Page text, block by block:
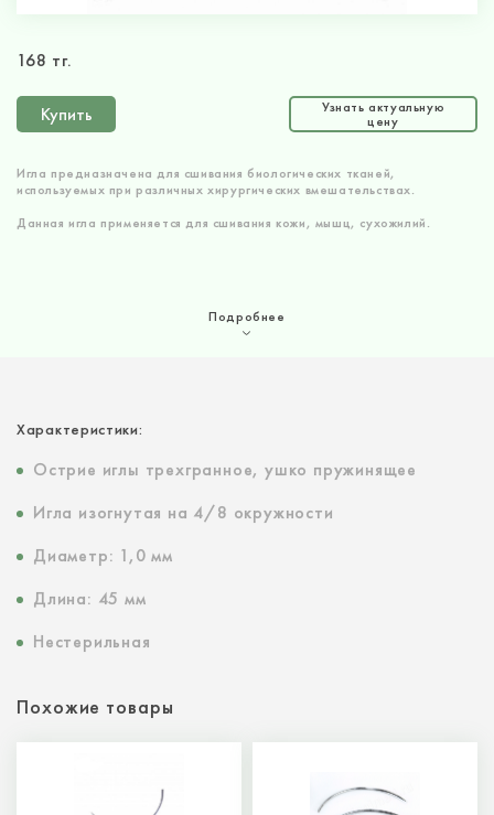
Игла предназначена для сшивания биологических тканей,
используемых при различных хирургических вмешательствах.
Данная игла применяется для сшивания кожи, мышц, сухожилий.
168 тг.
Купить
Узнать актуальную
цену
Подробнее
Характеристики:
Острие иглы трехгранное, ушко пружинящее
Игла изогнутая на 4/8 окружности
Диаметр: 1,0 мм
Длина: 45 мм
Нестерильная
Похожие товары